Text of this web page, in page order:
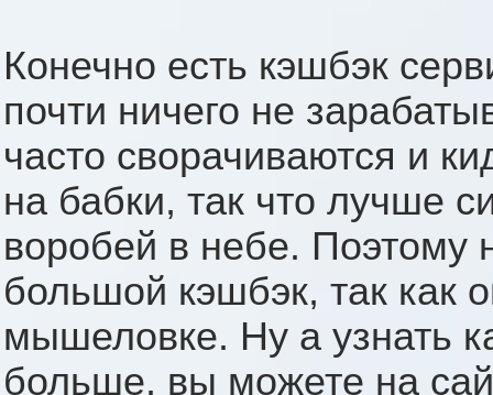
Конечно есть кэшбэк
почти ничего не
часто сворачиваются и
на бабки, так что лучше
воробей в небе. Поэтому
большой кэшбэк, так как
мышеловке. Ну а узнать
больше, вы можете на